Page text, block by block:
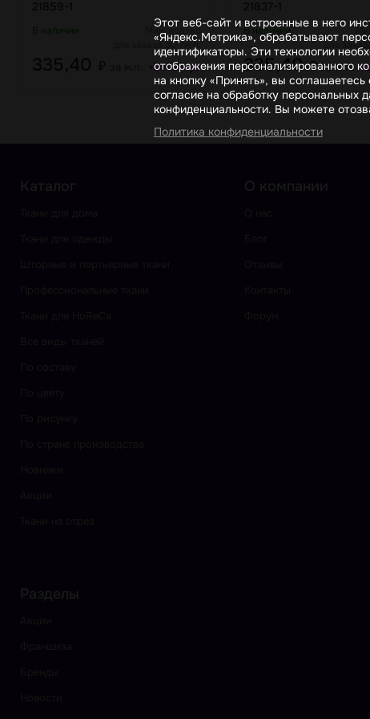
В наличии
Мин. кол-во
для заказа 30 /м.п.
+201 бонус
В наличии
для
335,40₽ за м.п.
Каталог О компании
Разделы
Этот веб-сайт и встроенные в него
«Яндекс.Метрика», обрабатывают
идентификаторы. Эти технологии
отображения персонализированного
на кнопку «Принять», вы
согласие на обработку персональных
конфиденциальности. Вы можете
Политика конфиденциальности